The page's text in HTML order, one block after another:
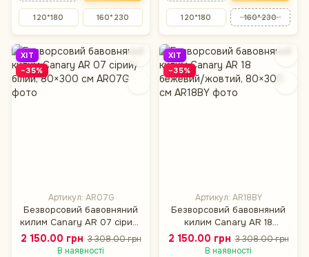
120*180 160*230 120*180 160*230
ХІТ
−35%
Артикул: AR07G
Безворсовий бавовняний
килим Canary AR 07 сірий/
білий, 80×300 см
2 150.00 грн 3 308.00 грн
В наявності
ХІТ
−35%
Артикул: AR18BY
Безворсовий бавовняний
килим Canary AR 18
бежевий/жовтий, 80×300
см
2 150.00 грн 3 308.00 грн
В наявності